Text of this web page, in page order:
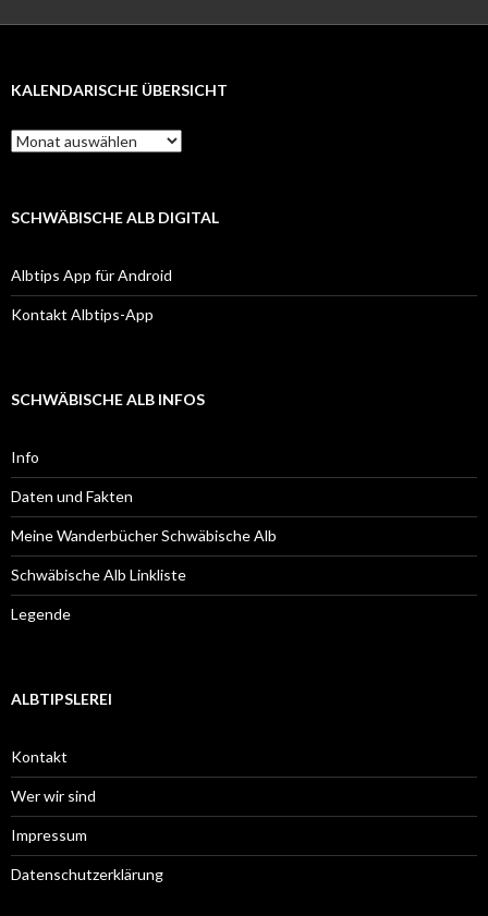
KALENDARISCHE ÜBERSICHT
Kalendarische
Übersicht
SCHWÄBISCHE ALB DIGITAL
Albtips App für Android
Kontakt Albtips-App
SCHWÄBISCHE ALB INFOS
Info
Daten und Fakten
Meine Wanderbücher Schwäbische Alb
Schwäbische Alb Linkliste
Legende
ALBTIPSLEREI
Kontakt
Wer wir sind
Impressum
Datenschutzerklärung